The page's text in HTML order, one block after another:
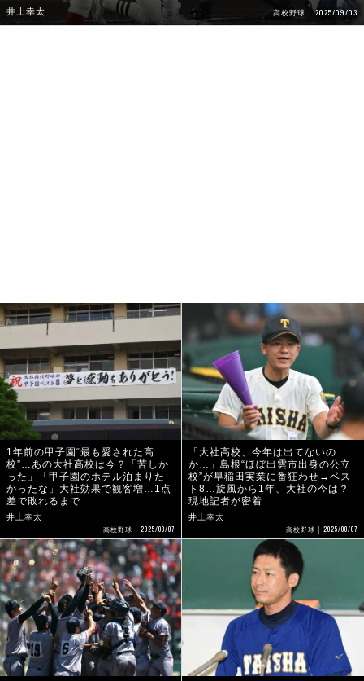
井上幸太 高校野球 2025/09/03
1年前の甲子園“最も愛された高
校”…あの大社高校は今？「苦しか
った」「甲子園のホテル泊まりた
かったな」大社効果で観客増…1点
差で敗れるまで
井上幸太
高校野球 2025/08/07
「大社高校、今年は出てないの
か…」島根“ほぼ出雲市出身の公立
校”が早稲田実業に番狂わせ→ベス
ト8…旋風から1年、大社の今は？
現地記者が密着
井上幸太
高校野球 2025/08/07